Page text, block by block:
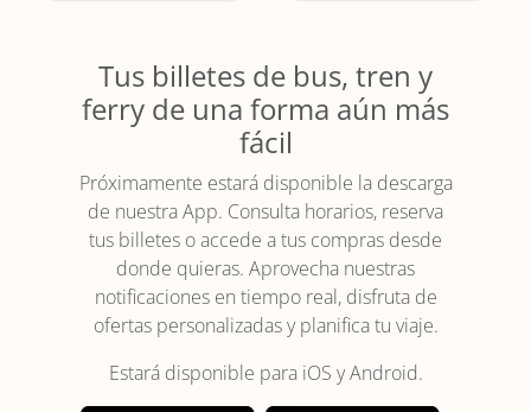
Tus billetes de bus, tren y
ferry de una forma aún más
fácil
Próximamente estará disponible la descarga
de nuestra App. Consulta horarios, reserva
tus billetes o accede a tus compras desde
donde quieras. Aprovecha nuestras
notificaciones en tiempo real, disfruta de
ofertas personalizadas y planifica tu viaje.
Estará disponible para iOS y Android.